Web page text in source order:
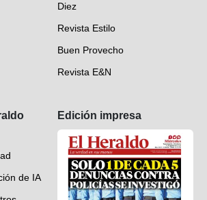
Diez
Revista Estilo
Buen Provecho
Revista E&N
de IA
Edición impresa